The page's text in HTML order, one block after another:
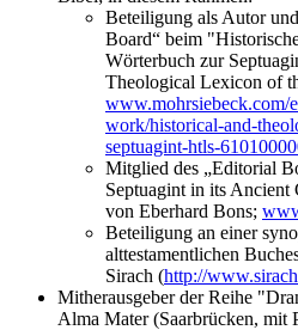
Beteiligung als Autor
Board“ beim
Wörterbuch zur
Theological Lexicon of
www.mohrsiebeck.com/
work/historical-and-
septuagint-htls-
Mitglied des „Editorial
Septuagint in its Ancient
von Eberhard Bons;
Beteiligung an einer
alttestamentlichen
Sirach (http://
Mitherausgeber der Reihe
Alma Mater (Saarbrücken, mit